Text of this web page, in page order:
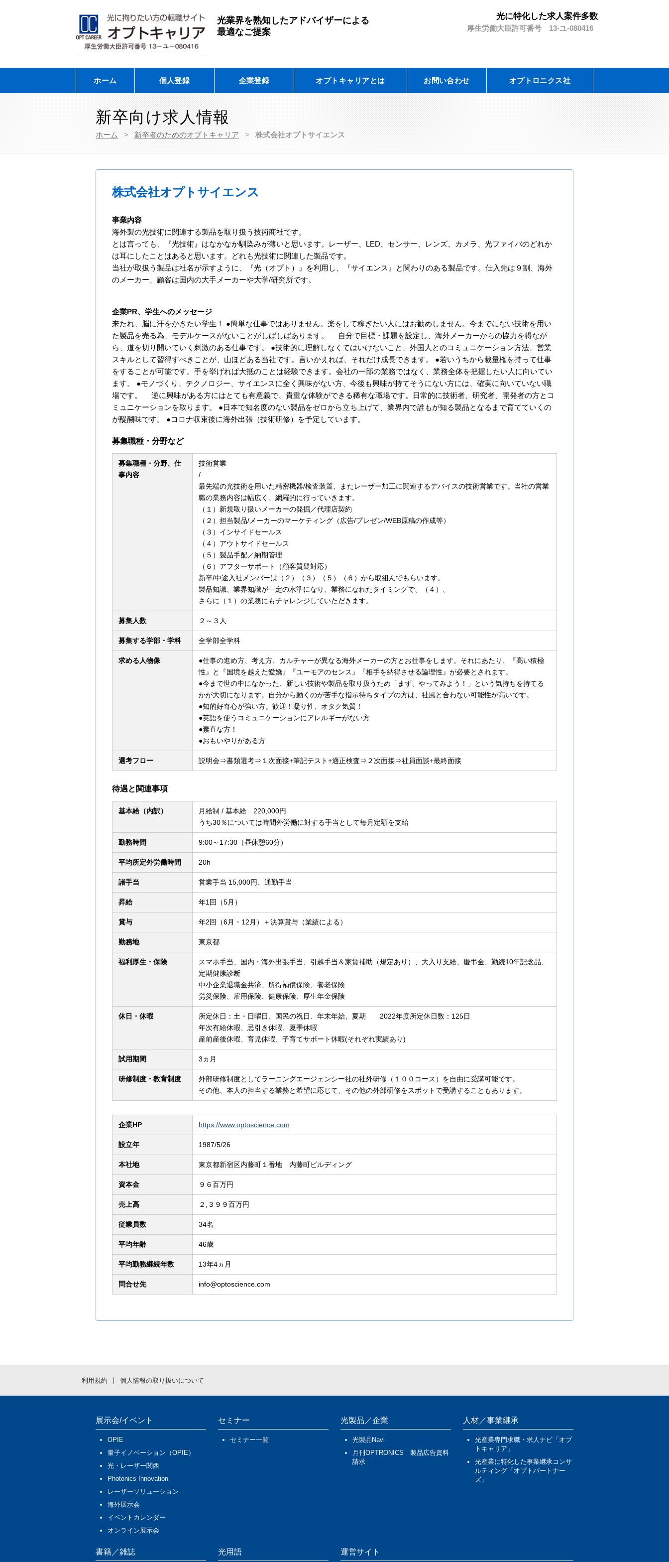
光業界を熟知したアドバイザーによる
最適なご提案
光に特化した求人案件多数
厚生労働大臣許可番号 13-ユ-080416
ホーム 個人登録 企業登録 オプトキャリアとは お問い合わせ オプトロニクス社
新卒向け求人情報
ホーム > 新卒者のためのオプトキャリア > 株式会社オプトサイエンス
株式会社オプトサイエンス
事業内容
海外製の光技術に関連する製品を取り扱う技術商社です。
とは言っても、『光技術』はなかなか馴染みが薄いと思います。レーザー、LED、センサー、レンズ、カメラ、光ファイバのどれか
は耳にしたことはあると思います。どれも光技術に関連した製品です。
当社が取扱う製品は社名が示すように、『光（オプト）』を利用し、『サイエンス』と関わりのある製品です。仕入先は９割、海外
のメーカー、顧客は国内の大手メーカーや大学/研究所です。
企業PR、学生へのメッセージ
来たれ、脳に汗をかきたい学生！ ●簡単な仕事ではありません。楽をして稼ぎたい人にはお勧めしません。今までにない技術を用い
た製品を売る為、モデルケースがないことがしばしばあります。 自分で目標・課題を設定し、海外メーカーからの協力を得なが
ら、道を切り開いていく刺激のある仕事です。 ●技術的に理解しなくてはいけないこと、外国人とのコミュニケーション方法、営業
スキルとして習得すべきことが、山ほどある当社です。言いかえれば、それだけ成長できます。 ●若いうちから裁量権を持って仕事
をすることが可能です。手を挙げれば大抵のことは経験できます。会社の一部の業務ではなく、業務全体を把握したい人に向いてい
ます。 ●モノづくり、テクノロジー、サイエンスに全く興味がない方、今後も興味が持てそうにない方には、確実に向いていない職
場です。 逆に興味がある方にはとても有意義で、貴重な体験ができる稀有な職場です。日常的に技術者、研究者、開発者の方とコ
ミュニケーションを取ります。 ●日本で知名度のない製品をゼロから立ち上げて、業界内で誰もが知る製品となるまで育てていくの
が醍醐味です。 ●コロナ収束後に海外出張（技術研修）を予定しています。
募集職種・分野など
募集職種・分野、仕
事内容
技術営業
/
最先端の光技術を用いた精密機器/検査装置、またレーザー加工に関連するデバイスの技術営業です。当社の営業
職の業務内容は幅広く、網羅的に行っていきます。
（１）新規取り扱いメーカーの発掘／代理店契約
（２）担当製品/メーカーのマーケティング（広告/プレゼン/WEB原稿の作成等）
（３）インサイドセールス
（４）アウトサイドセールス
（５）製品手配／納期管理
（６）アフターサポート（顧客質疑対応）
新卒/中途入社メンバーは（２）（３）（５）（６）から取組んでもらいます。
製品知識、業界知識が一定の水準になり、業務になれたタイミングで、（４）、
さらに（１）の業務にもチャレンジしていただきます。
募集人数 ２～３人
募集する学部・学科 全学部全学科
求める人物像
●仕事の進め方、考え方、カルチャーが異なる海外メーカーの方とお仕事をします。それにあたり、『高い積極
性』と『国境を越えた愛嬌』『ユーモアのセンス』『相手を納得させる論理性』が必要とされます。
●今まで世の中になかった、新しい技術や製品を取り扱うため「まず、やってみよう！」という気持ちを持てる
かが大切になります。自分から動くのが苦手な指示待ちタイプの方は、社風と合わない可能性が高いです。
●知的好奇心が強い方。歓迎！凝り性、オタク気質！
●英語を使うコミュニケーションにアレルギーがない方
●素直な方！
●おもいやりがある方
選考フロー 説明会⇒書類選考⇒１次面接+筆記テスト+適正検査⇒２次面接⇒社員面談+最終面接
待遇と関連事項
基本給（内訳）
月給制 / 基本給 220,000円
うち30％については時間外労働に対する手当として毎月定額を支給
勤務時間 9:00～17:30（昼休憩60分）
平均所定外労働時間 20h
諸手当 営業手当 15,000円、通勤手当
昇給 年1回（5⽉）
賞与 年2回（6⽉・12⽉）＋決算賞与（業績による）
勤務地 東京都
福利厚生・保険
スマホ手当、国内・海外出張手当、引越手当＆家賃補助（規定あり）、大入り支給、慶弔金、勤続10年記念品、
定期健康診断
中小企業退職金共済、所得補償保険、養老保険
労災保険、雇用保険、健康保険、厚生年金保険
休日・休暇
所定休日：土・日曜日、国民の祝日、年末年始、夏期 2022年度所定休日数：125日
年次有給休暇、忌引き休暇、夏季休暇
産前産後休暇、育児休暇、⼦育てサポート休暇(それぞれ実績あり)
試用期間 3ヵ月
研修制度・教育制度
外部研修制度としてラーニングエージェンシー社の社外研修（１００コース）を自由に受講可能です。
その他、本人の担当する業務と希望に応じて、その他の外部研修をスポットで受講することもあります。
企業HP https://www.optoscience.com
設立年 1987/5/26
本社地 東京都新宿区内藤町１番地 内藤町ビルディング
資本金 ９６百万円
売上高 ２,３９９百万円
従業員数 34名
平均年齢 46歳
平均勤務継続年数 13年4ヵ月
問合せ先 info@optoscience.com
利用規約 個人情報の取り扱いについて